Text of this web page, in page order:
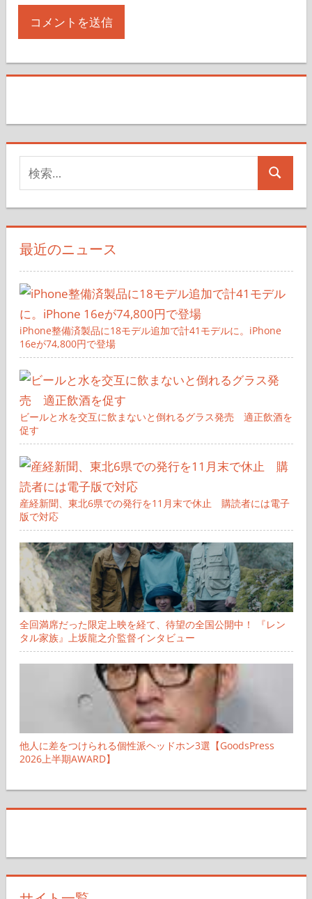
索
対
象:
検
最近のニュース
iPhone整備済製品に18モデル追加で計41モデルに。iPhone
16eが74,800円で登場
ビールと水を交互に飲まないと倒れるグラス発売 適正飲酒を
促す
産経新聞、東北6県での発行を11月末で休止 購読者には電子
版で対応
全回満席だった限定上映を経て、待望の全国公開中！ 『レン
タル家族』上坂龍之介監督インタビュー
他人に差をつけられる個性派ヘッドホン3選【GoodsPress
2026上半期AWARD】